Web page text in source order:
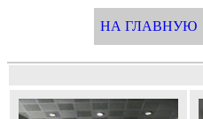
НА ГЛАВНУЮ